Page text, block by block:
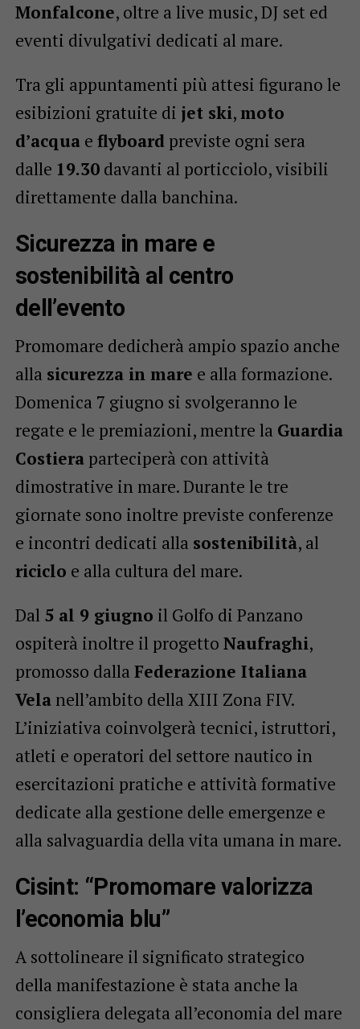
Monfalcone, oltre a live music, DJ set ed
eventi divulgativi dedicati al mare.
Tra gli appuntamenti più attesi figurano le
esibizioni gratuite di jet ski,moto
d’acquae flyboardpreviste ogni sera
dalle 19.30davanti al porticciolo, visibili
direttamente dalla banchina.
Sicurezza in mare e
sostenibilità al centro
dell’evento
Promomare dedicherà ampio spazio anche
alla sicurezza in mare e alla formazione.
Domenica 7 giugno si svolgeranno le
regate e le premiazioni, mentre la Guardia
Costieraparteciperà con attività
dimostrative in mare. Durante le tre
giornate sono inoltre previste conferenze
e incontri dedicati alla sostenibilità, al
riciclo e alla cultura del mare.
Dal 5 al 9 giugno il Golfo di Panzano
ospiterà inoltre il progetto Naufraghi,
promosso dalla Federazione Italiana
Velanell’ambito della XIII Zona FIV.
L’iniziativa coinvolgerà tecnici, istruttori,
atleti e operatori del settore nautico in
esercitazioni pratiche e attività formative
dedicate alla gestione delle emergenze e
alla salvaguardia della vita umana in mare.
Cisint: “Promomare valorizza
l’economia blu”
A sottolineare il significato strategico
della manifestazione è stata anche la
consigliera delegata all’economia del mare